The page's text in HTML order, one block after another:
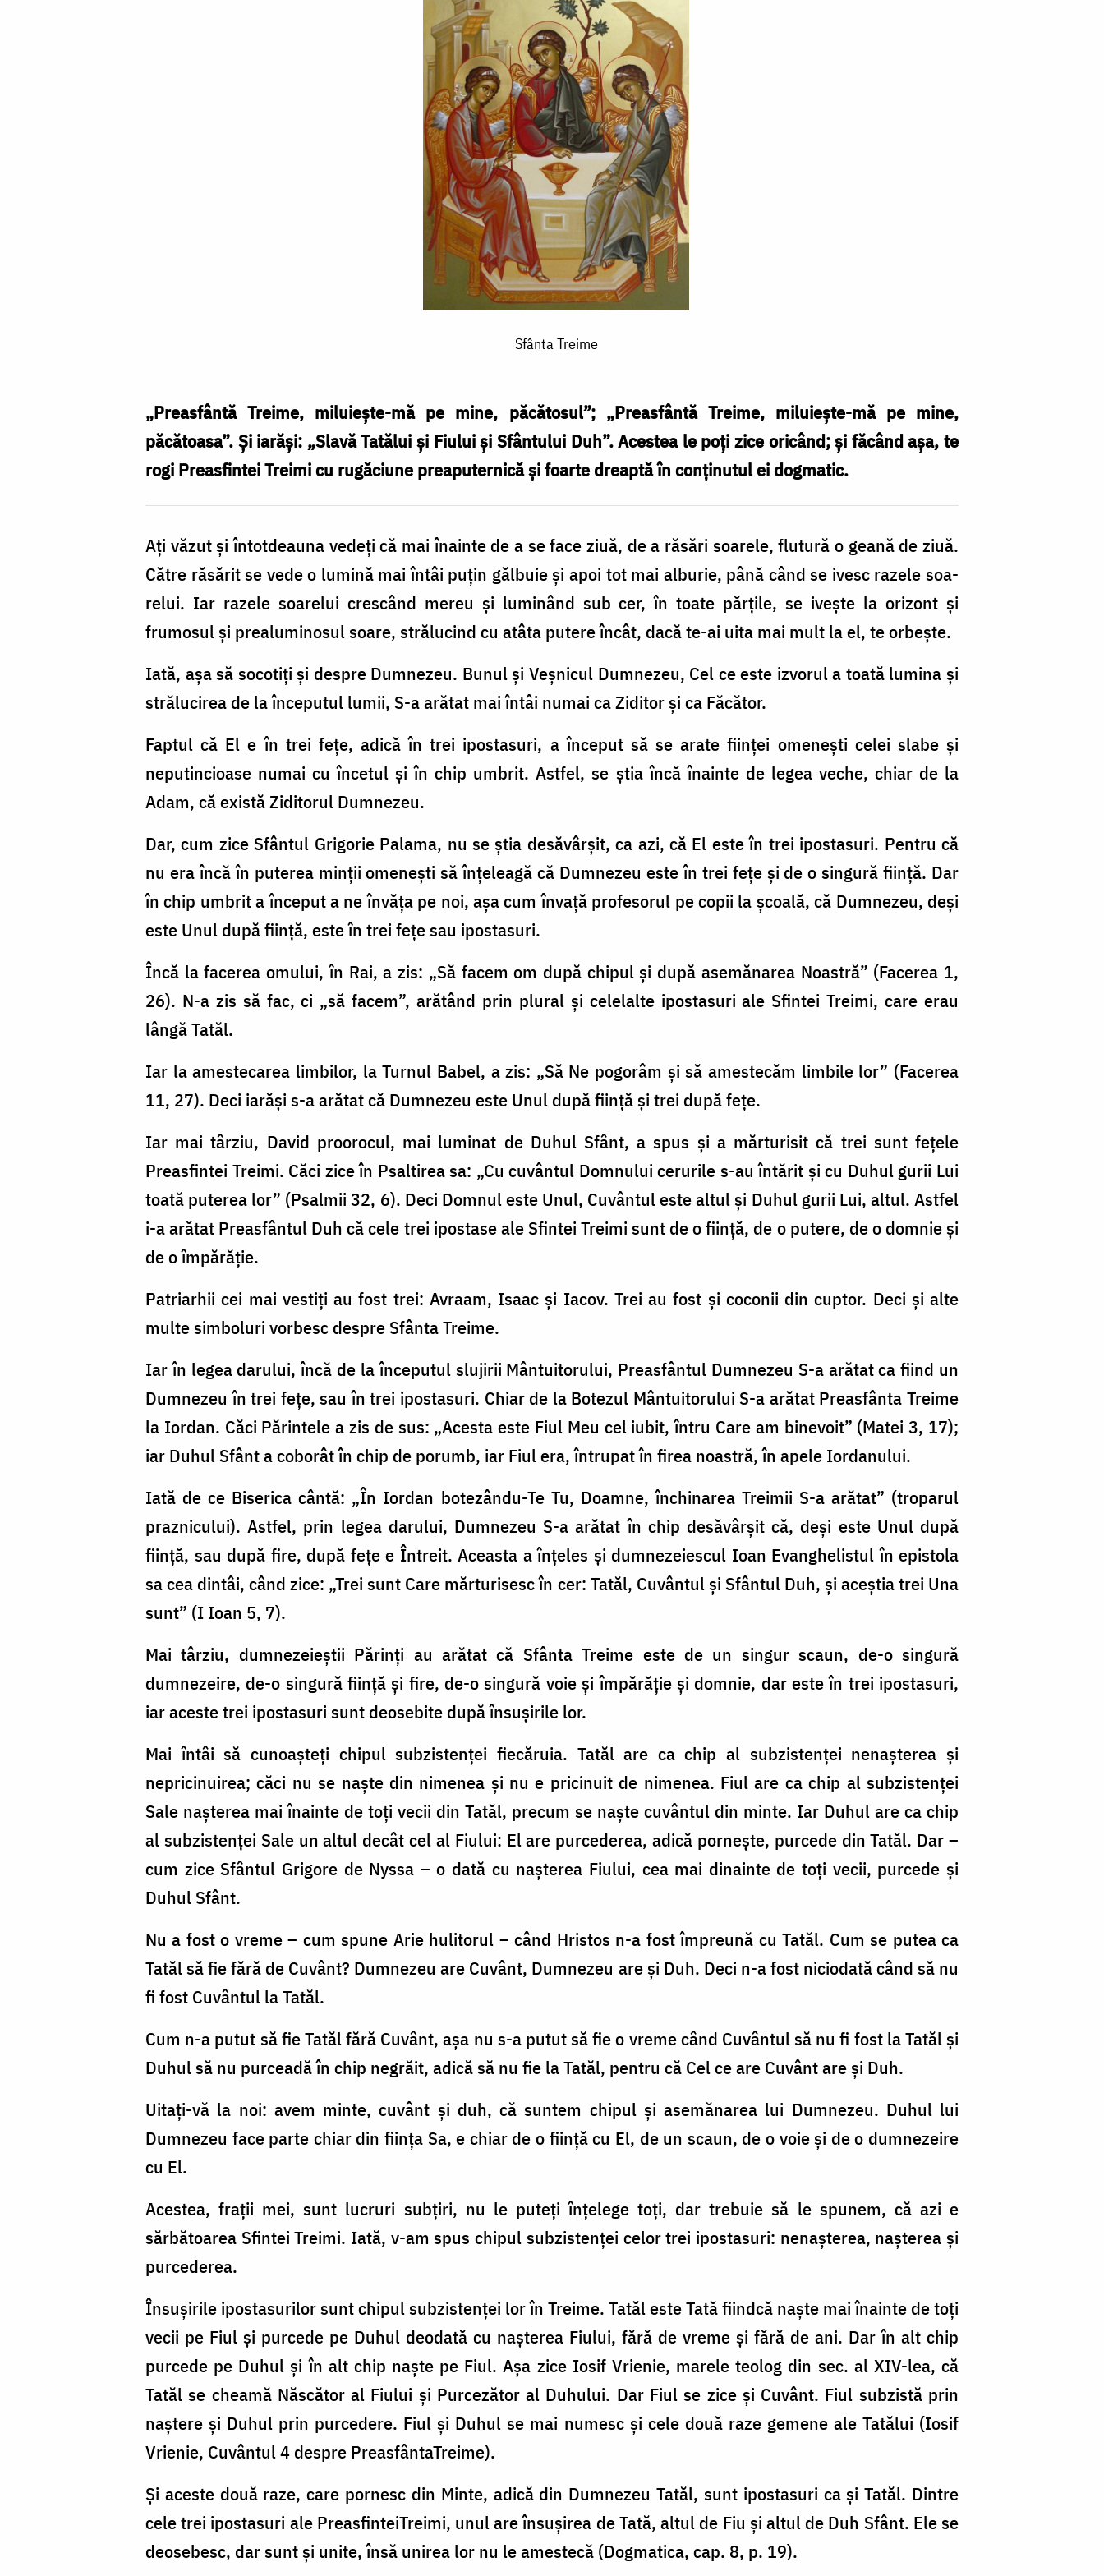
Sfânta Treime
„Preasfântă Treime, miluieşte-mă pe mine, păcătosul”; „Preasfântă Treime, miluieşte-mă pe mine,
păcătoasa”. Şi iarăşi: „Slavă Tatălui şi Fiului şi Sfântului Duh”. Acestea le poţi zice oricând; şi făcând aşa, te
rogi Preasfintei Treimi cu rugăciune preaputernică şi foarte dreaptă în conţinutul ei dogmatic.
Aţi văzut şi întotdeauna vedeţi că mai înainte de a se face ziuă, de a răsări soarele, flutură o geană de ziuă.
Către răsărit se vede o lumină mai întâi puţin gălbuie şi apoi tot mai alburie, până când se ivesc razele soa­
relui. Iar razele soarelui crescând mereu şi luminând sub cer, în toate păr­ţile, se iveşte la orizont şi
frumosul şi prealuminosul soare, strălucind cu atâta putere încât, dacă te-ai uita mai mult la el, te orbeşte.
Iată, aşa să socotiţi şi despre Dumnezeu. Bunul şi Veşnicul Dumne­zeu, Cel ce este izvorul a toată lumina şi
strălucirea de la începutul lu­mii, S-a arătat mai întâi numai ca Ziditor şi ca Făcător.
Faptul că El e în trei feţe, adică în trei ipostasuri, a început să se arate fiinţei omeneşti celei slabe şi
neputincioase numai cu încetul şi în chip umbrit. Astfel, se ştia încă înainte de legea veche, chiar de la
Adam, că există Ziditorul Dumne­zeu.
Dar, cum zice Sfântul Grigorie Palama, nu se ştia desăvârşit, ca azi, că El este în trei ipostasuri. Pentru că
nu era încă în puterea minţii omeneşti să înţeleagă că Dumnezeu este în trei feţe şi de o singură fiinţă. Dar
în chip umbrit a început a ne învăţa pe noi, aşa cum învaţă profesorul pe co­pii la şcoală, că Dumnezeu, deşi
este Unul după fiinţă, este în trei feţe sau ipostasuri.
Încă la facerea omului, în Rai, a zis: „Să facem om după chipul şi după asemănarea Noastră” (Facerea 1,
26). N-a zis să fac, ci „să facem”, arătând prin plural şi celelalte ipostasuri ale Sfintei Treimi, care erau
lângă Tatăl.
Iar la amestecarea limbilor, la Turnul Babel, a zis: „Să Ne po­gorâm şi să amestecăm limbile lor” (Facerea
11, 27). Deci iarăşi s-a arătat că Dumnezeu este Unul după fiinţă şi trei după feţe.
Iar mai târziu, David proorocul, mai luminat de Duhul Sfânt, a spus şi a mărturisit că trei sunt feţele
Preasfintei Treimi. Căci zice în Psaltirea sa: „Cu cuvântul Domnului cerurile s-au întărit şi cu Duhul gurii Lui
toată puterea lor” (Psalmii 32, 6). Deci Domnul este Unul, Cuvântul este altul şi Duhul gurii Lui, altul. Astfel
i-a arătat Preasfântul Duh că cele trei ipostase ale Sfintei Treimi sunt de o fiinţă, de o putere, de o domnie şi
de o împărăţie.
Patriarhii cei mai vestiţi au fost trei: Avraam, Isaac şi Iacov. Trei au fost şi coconii din cuptor. Deci şi alte
multe simboluri vorbesc despre Sfânta Treime.
Iar în legea darului, încă de la începutul slujirii Mântuitorului, Preasfântul Dumnezeu S-a arătat ca fiind un
Dumnezeu în trei feţe, sau în trei ipostasuri. Chiar de la Botezul Mântuitorului S-a arătat Preasfânta Tre­ime
la Iordan. Căci Părintele a zis de sus: „Acesta este Fiul Meu cel iubit, întru Care am binevoit” (Matei 3, 17);
iar Duhul Sfânt a coborât în chip de porumb, iar Fiul era, întrupat în firea noastră, în apele Iordanului.
Iată de ce Biserica cântă: „În Iordan botezându-Te Tu, Doamne, închi­narea Treimii S-a arătat” (troparul
praznicului). Astfel, prin legea daru­lui, Dumnezeu S-a arătat în chip desăvârşit că, deşi este Unul după
fiinţă, sau după fire, după feţe e Întreit. Aceasta a înţeles şi dumnezeiescul Ioan Evanghelistul în epistola
sa cea dintâi, când zice: „Trei sunt Care mărturi­sesc în cer: Tatăl, Cuvântul şi Sfântul Duh, şi aceştia trei Una
sunt” (I Ioan 5, 7).
Mai târziu, dumnezeieştii Părinţi au arătat că Sfânta Treime este de un singur scaun, de-o singură
dumnezeire, de-o singură fiinţă şi fire, de-o singură voie şi împărăţie şi domnie, dar este în trei ipostasuri,
iar aceste trei ipostasuri sunt deosebite după însuşirile lor.
Mai întâi să cunoaşteţi chipul subzistenţei fiecăruia. Tatăl are ca chip al subzistenţei nenaşterea şi
nepricinuirea; căci nu se naşte din nimenea şi nu e pricinuit de nimenea. Fiul are ca chip al subzistenţei
Sale naşterea mai înainte de toţi vecii din Tatăl, precum se naşte cuvântul din minte. Iar Duhul are ca chip
al subzistenţei Sale un altul decât cel al Fiului: El are pur­cederea, adică porneşte, purcede din Tatăl. Dar –
cum zice Sfântul Gri­gore de Nyssa – o dată cu naşterea Fiului, cea mai dinainte de toţi vecii, purcede şi
Duhul Sfânt.
Nu a fost o vreme – cum spune Arie hulitorul – când Hristos n-a fost împreună cu Tatăl. Cum se putea ca
Tatăl să fie fără de Cuvânt? Dumnezeu are Cuvânt, Dumnezeu are şi Duh. Deci n-a fost niciodată când să nu
fi fost Cuvântul la Tatăl.
Cum n-a putut să fie Tatăl fără Cuvânt, aşa nu s-a putut să fie o vreme când Cuvântul să nu fi fost la Tatăl şi
Duhul să nu purceadă în chip negrăit, adică să nu fie la Tatăl, pentru că Cel ce are Cuvânt are şi Duh.
Uitaţi-vă la noi: avem minte, cu­vânt şi duh, că suntem chipul şi asemănarea lui Dumnezeu. Duhul lui
Dumnezeu face parte chiar din fiinţa Sa, e chiar de o fiinţă cu El, de un scaun, de o voie şi de o dumnezeire
cu El.
Acestea, fraţii mei, sunt lucruri subţiri, nu le puteţi înţelege toţi, dar trebuie să le spunem, că azi e
sărbătoarea Sfintei Treimi. Iată, v-am spus chipul subzistenţei celor trei ipostasuri: nenaşterea, naşterea şi
purcederea.
Însuşirile ipostasurilor sunt chipul subzistenţei lor în Treime. Tatăl este Tată fiindcă naşte mai înainte de toţi
vecii pe Fiul şi purcede pe Duhul deodată cu naşterea Fiului, fără de vreme şi fără de ani. Dar în alt chip
purcede pe Duhul şi în alt chip naşte pe Fiul. Aşa zice Iosif Vrienie, marele teolog din sec. al XIV-lea, că
Tatăl se cheamă Născător al Fiu­lui şi Purcezător al Duhului. Dar Fiul se zice şi Cuvânt. Fiul subzistă prin
naştere şi Duhul prin purcedere. Fiul şi Duhul se mai numesc şi cele două raze gemene ale Tatălui (Iosif
Vrienie, Cuvântul 4 despre PreasfântaTreime).
Şi aceste două raze, care pornesc din Minte, adică din Dumnezeu Ta­tăl, sunt ipostasuri ca şi Tatăl. Dintre
cele trei ipostasuri ale PreasfinteiTreimi, unul are însuşirea de Tată, altul de Fiu şi altul de Duh Sfânt. Ele se
deosebesc, dar sunt şi unite, însă unirea lor nu le amestecă (Dogmatica, cap. 8, p. 19).